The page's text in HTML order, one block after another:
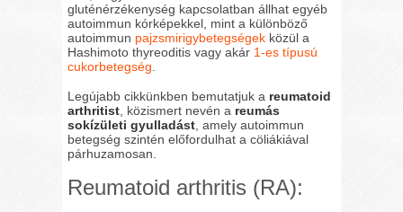
gluténérzékenység kapcsolatban állhat egyéb
autoimmun kórképekkel, mint a különböző
autoimmun pajzsmirigybetegségek közül a
Hashimoto thyreoditis vagy akár 1-es típusú
cukorbetegség
Legújabb cikkünkben bemutatjuk a reumatoid
arthritist , közismert nevén a reumás
sokízületi gyulladást , amely autoimmun
betegség szintén előfordulhat a cöliákiával
párhuzamosan.
Reumatoid arthritis (RA):